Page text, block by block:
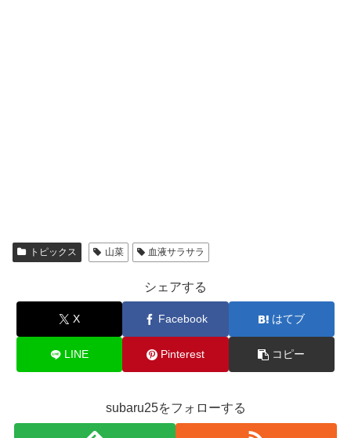
トピックス 山菜 血液サラサラ
シェアする
X Facebook はてブ
LINE Pinterest コピー
subaru25をフォローする